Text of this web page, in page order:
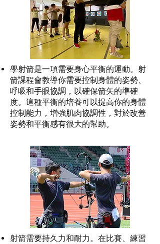
學射箭是一項需要身心平衡的運動。射
箭課程會教導你需要控制身體的姿勢、
呼吸和手眼協調，以確保箭矢的準確
度。這種平衡的培養可以提高你的身體
控制能力，增強肌肉協調性，對於改善
姿勢和平衡感有很大的幫助。
射箭需要持久力和耐力。在比賽、練習